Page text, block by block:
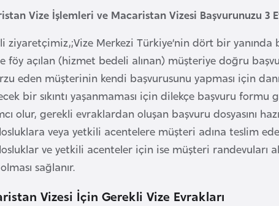
Vize İşlemleri ve Macaristan Vizesi Başvurunuzu 3
ziyaretçimiz,;Vize Merkezi Türkiye’nin dört bir
föy açılan (hizmet bedeli alınan) müşteriye doğru
eden müşterinin kendi başvurusunu yapması için
bir sıkıntı yaşanmaması için dilekçe başvuru
olur, gerekli evraklardan oluşan başvuru dosyasını
veya yetkili acentelere müşteri adına teslim
ve yetkili acenteler için ise müşteri randevuları
sağlanır.
Vizesi İçin Gerekli Vize Evrakları